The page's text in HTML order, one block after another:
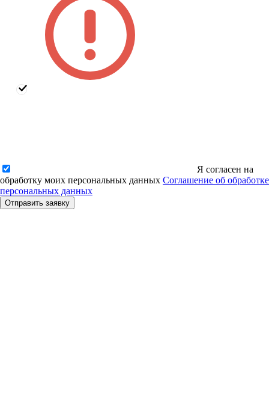
Я согласен на
обработку моих персональных данных Соглашение об обработке
персональных данных